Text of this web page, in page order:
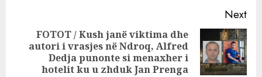
Next
Next
FOTOT / Kush janë viktima dhe
autori i vrasjes në Ndroq, Alfred
Dedja punonte si menaxher i
hotelit ku u zhduk Jan Prenga